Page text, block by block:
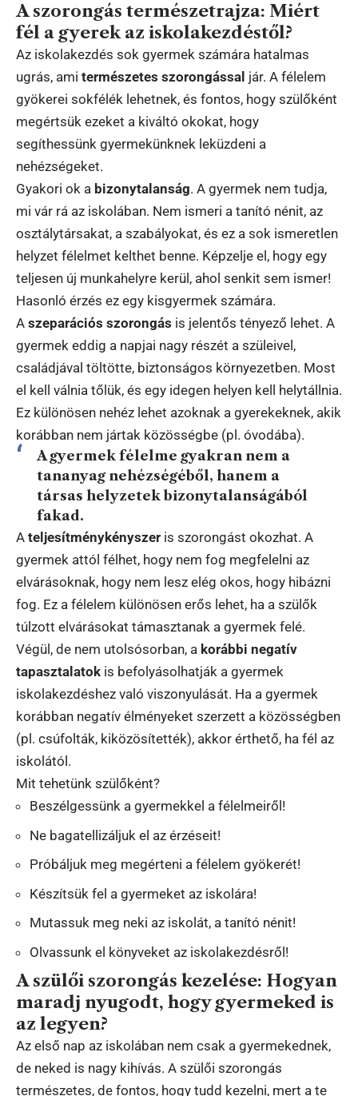
A szorongás természetrajza: Miért
fél a gyerek az iskolakezdéstől?
Az iskolakezdés sok gyermek számára hatalmas
ugrás, ami természetes szorongással jár. A félelem
gyökerei sokfélék lehetnek, és fontos, hogy szülőként
megértsük ezeket a kiváltó okokat, hogy
segíthessünk gyermekünknek leküzdeni a
nehézségeket.
Gyakori ok a bizonytalanság. A gyermek nem tudja,
mi vár rá az iskolában. Nem ismeri a tanító nénit, az
osztálytársakat, a szabályokat, és ez a sok ismeretlen
helyzet félelmet kelthet benne. Képzelje el, hogy egy
teljesen új munkahelyre kerül, ahol senkit sem ismer!
Hasonló érzés ez egy kisgyermek számára.
A szeparációs szorongás is jelentős tényező lehet. A
gyermek eddig a napjai nagy részét a szüleivel,
családjával töltötte, biztonságos környezetben. Most
el kell válnia tőlük, és egy idegen helyen kell helytállnia.
Ez különösen nehéz lehet azoknak a gyerekeknek, akik
korábban nem jártak közösségbe (pl. óvodába).
A gyermek félelme gyakran nem a
tananyag nehézségéből, hanem a
társas helyzetek bizonytalanságából
fakad.
A teljesítménykényszer is szorongást okozhat. A
gyermek attól félhet, hogy nem fog megfelelni az
elvárásoknak, hogy nem lesz elég okos, hogy hibázni
fog. Ez a félelem különösen erős lehet, ha a szülők
túlzott elvárásokat támasztanak a gyermek felé.
Végül, de nem utolsósorban, a korábbi negatív
tapasztalatok is befolyásolhatják a gyermek
iskolakezdéshez való viszonyulását. Ha a gyermek
korábban negatív élményeket szerzett a közösségben
(pl. csúfolták, kiközösítették), akkor érthető, ha fél az
iskolától.
Mit tehetünk szülőként?
Beszélgessünk a gyermekkel a félelmeiről!
Ne bagatellizáljuk el az érzéseit!
Próbáljuk meg megérteni a félelem gyökerét!
Készítsük fel a gyermeket az iskolára!
Mutassuk meg neki az iskolát, a tanító nénit!
Olvassunk el könyveket az iskolakezdésről!
A szülői szorongás kezelése: Hogyan
maradj nyugodt, hogy gyermeked is
az legyen?
Az első nap az iskolában nem csak a gyermekednek,
de neked is nagy kihívás. A szülői szorongás
természetes, de fontos, hogy tudd kezelni, mert a te